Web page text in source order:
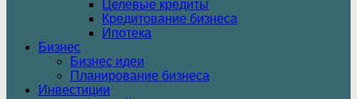
Целевые кредиты
Кредитование бизнеса
Ипотека
Бизнес
Бизнес идеи
Планирование бизнеса
Инвестиции